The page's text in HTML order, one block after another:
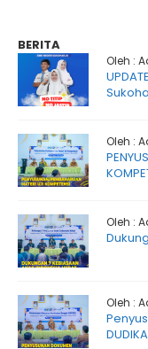
BERITA
Oleh :
Oleh :
Oleh :
Oleh :
DUDIKA